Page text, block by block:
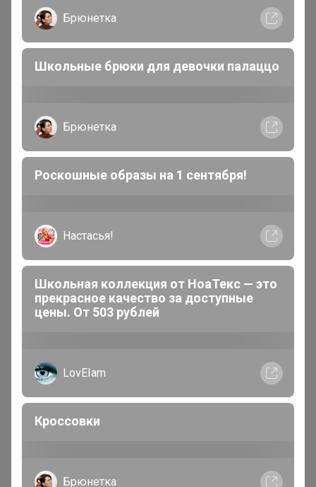
Володенка
Свежее, вкусное и натуральное лакомство!
СКИДКА 10-13 НОЯБРЯ"
12 мая, 2026 03:36
дала несколько дней подумать, а в ответ тишина. так
что не надо людям рекомендовать ей писать. Она
обнаглела, в доску!
Реклама
Брюнетка
Школьные брюки для девочки палаццо
Брюнетка
Роскошные образы на 1 сентября!
Настасья!
Школьная коллекция от НоаТекс — это
прекрасное качество за доступные
цены. От 503 рублей
LovEIam
Кроссовки
Брюнетка